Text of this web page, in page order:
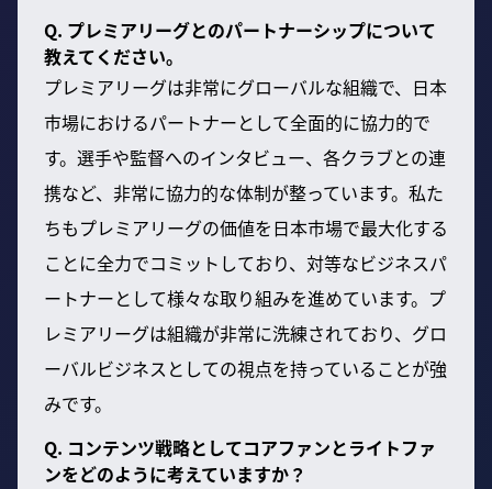
Q. プレミアリーグとのパートナーシップについて
教えてください。
プレミアリーグは非常にグローバルな組織で、日本
市場におけるパートナーとして全面的に協力的で
す。選手や監督へのインタビュー、各クラブとの連
携など、非常に協力的な体制が整っています。私た
ちもプレミアリーグの価値を日本市場で最大化する
ことに全力でコミットしており、対等なビジネスパ
ートナーとして様々な取り組みを進めています。プ
レミアリーグは組織が非常に洗練されており、グロ
ーバルビジネスとしての視点を持っていることが強
みです。
Q. コンテンツ戦略としてコアファンとライトファ
ンをどのように考えていますか？